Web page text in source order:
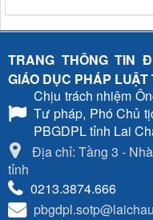
TRANG THÔNG TIN
GIÁO DỤC PHÁP
Chịu trách nhiệm
Tư pháp, Phó Chủ
PBGDPL tỉnh Lai
Địa chỉ: Tầng 3 -
tỉnh
0213.3874.666